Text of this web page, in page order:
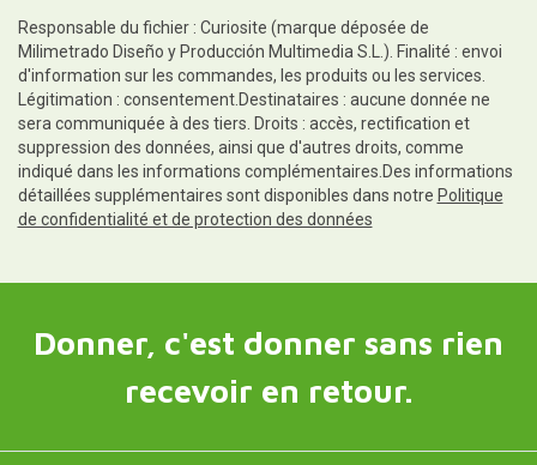
Responsable du fichier : Curiosite (marque déposée de
Milimetrado Diseño y Producción Multimedia S.L.). Finalité : envoi
d'information sur les commandes, les produits ou les services.
Légitimation : consentement.Destinataires : aucune donnée ne
sera communiquée à des tiers. Droits : accès, rectification et
suppression des données, ainsi que d'autres droits, comme
indiqué dans les informations complémentaires.Des informations
détaillées supplémentaires sont disponibles dans notre Politique
de confidentialité et de protection des données
Donner, c'est donner sans rien
recevoir en retour.